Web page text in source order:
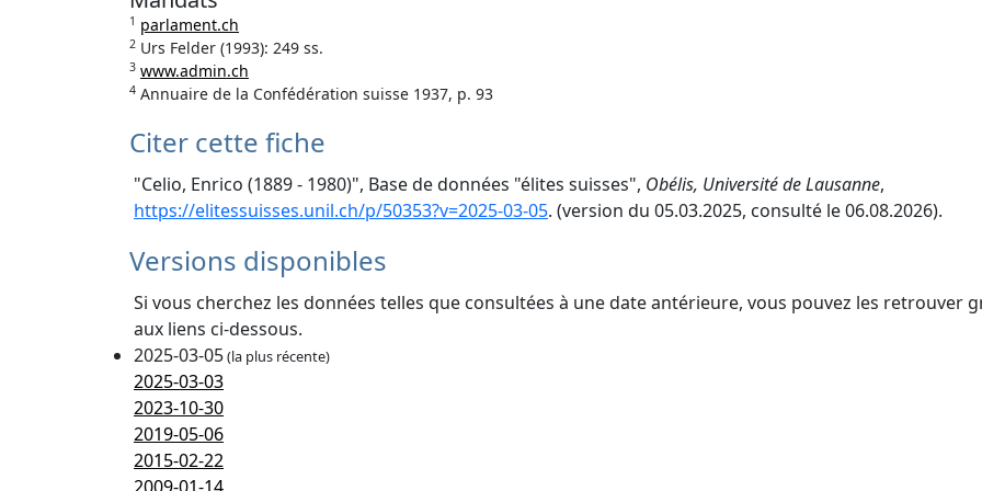
1 parlament.ch
2 Urs Felder (1993): 249 ss.
3 www.admin.ch
4 Annuaire de la Confédération suisse 1937, p. 93
Citer cette fiche
"Celio, Enrico (1889 - 1980)", Base de données "élites suisses", Obélis, Université de Lausanne,
https://elitessuisses.unil.ch/p/50353?v=2025-03-05. (version du 05.03.2025, consulté le 06.08.2026).
Versions disponibles
Si vous cherchez les données telles que consultées à une date antérieure, vous pouvez les retrouver
aux liens ci-dessous.
2025-03-05(la plus récente)
2025-03-03
2023-10-30
2019-05-06
2015-02-22